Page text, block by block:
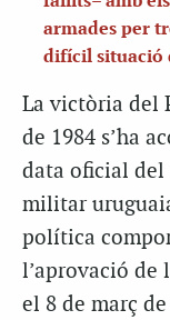
armades per
difícil situació
La victòria del
de 1984 s’ha
data oficial
militar
política
l’aprovació de
el 8 de març